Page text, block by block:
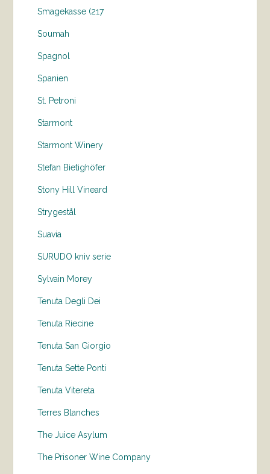
Smagekasse (217
Soumah
Spagnol
Spanien
St. Petroni
Starmont
Starmont Winery
Stefan Bietighöfer
Stony Hill Vineard
Strygestål
Suavia
SURUDO kniv serie
Sylvain Morey
Tenuta Degli Dei
Tenuta Riecine
Tenuta San Giorgio
Tenuta Sette Ponti
Tenuta Vitereta
Terres Blanches
The Juice Asylum
The Prisoner Wine Company